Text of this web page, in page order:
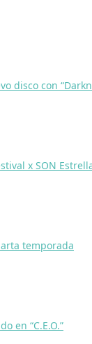
disco con
x SON
temporada
en “C.E.O.”